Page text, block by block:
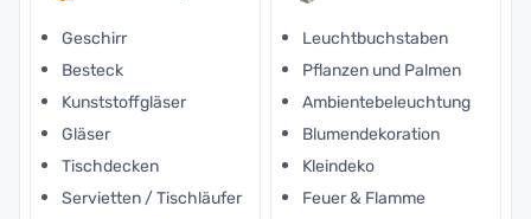
Geschirr
Besteck
Kunststoffgläser
Gläser
Tischdecken
Servietten / Tischläufer
Leuchtbuchstaben
Pflanzen und Palmen
Ambientebeleuchtung
Blumendekoration
Kleindeko
Feuer & Flamme